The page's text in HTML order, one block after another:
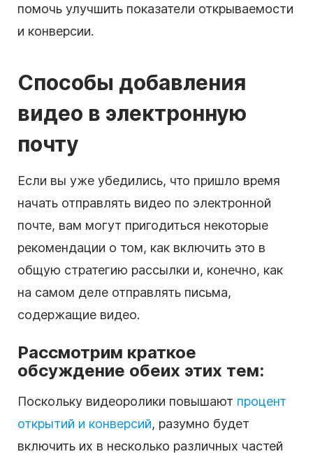
помочь улучшить показатели открываемости
и конверсии.
Способы добавления
видео в электронную
почту
Если вы уже убедились, что пришло время
начать отправлять видео по электронной
почте, вам могут пригодиться некоторые
рекомендации о том, как включить это в
общую стратегию рассылки и, конечно, как
на самом деле отправлять письма,
содержащие видео.
Рассмотрим краткое
обсуждение обеих этих тем:
Поскольку видеоролики повышают процент
открытий и конверсий, разумно будет
включить их в несколько различных частей